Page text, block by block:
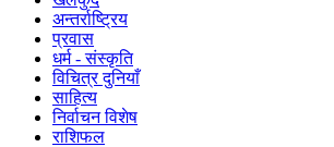
अन्तर्राष्ट्रिय
प्रवास
धर्म - संस्कृति
विचित्र दुनियाँ
साहित्य
निर्वाचन विशेष
राशिफल